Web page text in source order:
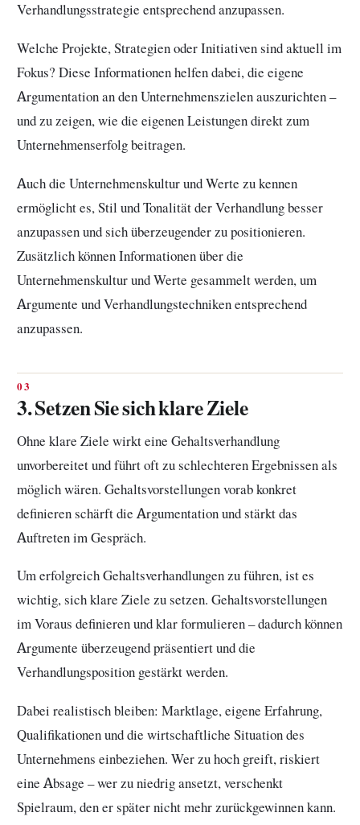
Verhandlungsstrategie entsprechend anzupassen.
Welche Projekte, Strategien oder Initiativen sind aktuell im
Fokus? Diese Informationen helfen dabei, die eigene
Argumentation an den Unternehmenszielen auszurichten –
und zu zeigen, wie die eigenen Leistungen direkt zum
Unternehmenserfolg beitragen.
Auch die Unternehmenskultur und Werte zu kennen
ermöglicht es, Stil und Tonalität der Verhandlung besser
anzupassen und sich überzeugender zu positionieren.
Zusätzlich können Informationen über die
Unternehmenskultur und Werte gesammelt werden, um
Argumente und Verhandlungstechniken entsprechend
anzupassen.
3. Setzen Sie sich klare Ziele
Ohne klare Ziele wirkt eine Gehaltsverhandlung
unvorbereitet und führt oft zu schlechteren Ergebnissen als
möglich wären. Gehaltsvorstellungen vorab konkret
definieren schärft die Argumentation und stärkt das
Auftreten im Gespräch.
Um erfolgreich Gehaltsverhandlungen zu führen, ist es
wichtig, sich klare Ziele zu setzen. Gehaltsvorstellungen
im Voraus definieren und klar formulieren – dadurch können
Argumente überzeugend präsentiert und die
Verhandlungsposition gestärkt werden.
Dabei realistisch bleiben: Marktlage, eigene Erfahrung,
Qualifikationen und die wirtschaftliche Situation des
Unternehmens einbeziehen. Wer zu hoch greift, riskiert
eine Absage – wer zu niedrig ansetzt, verschenkt
Spielraum, den er später nicht mehr zurückgewinnen kann.